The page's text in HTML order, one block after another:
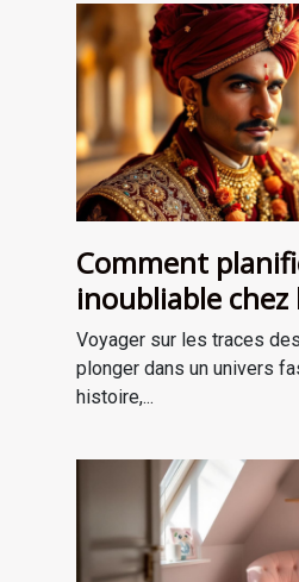
Comment
inoubliable chez
Maharadjas ?
Voyager sur les traces
plonger dans un univers
histoire,...